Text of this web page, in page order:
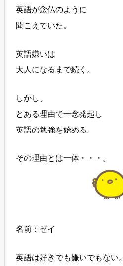
英語が念仏のように
聞こえていた。
英語嫌いは
大人になるまで続く。
しかし、
とある理由で一念発起し
英語の勉強を始める。
その理由とは一体・・・。
名前：ゼイ
英語は好きでも嫌いでもない。